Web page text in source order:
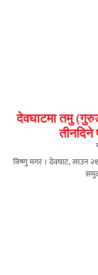
देवघाटमा तमु
तीनदिने
विष्णु मगर । देवघाट, साउन